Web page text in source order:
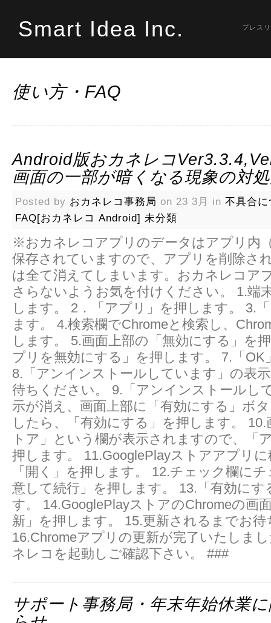
Smart Idea Inc. プレス
使い方・FAQ
Android版おカネレコ
画面の一部が暗くなる現象の対
Posted by おカネレコ事務局 on 23 3月 in 不具合
FAQ[おカネレコ Android] 未分類
※おカネレコアプリのデータはアプリ内
保存されていますので、アプリを削除さ
は全て消えてしまいます。おカネレコア
さらないようお気を付けください。 1.端
します。 2．「アプリ」を押します。 3.
ます。 4.検索欄でChromeと検索し、
します。 5.画面上部の「無効にする」を
プリを無効にする」を押します。 7.「OK
8.「アンインストールしています」の表
待ちください。 9.「アンインストールし
示が消え、画面上部に「有効にする」ボ
したら、「有効にする」を押します。 10.
トア」という欄が表示されますので、「
押します。 11.GooglePlayストアアプリ
「開く」を押します。 12.チェック欄に
意して続行」を押します。 13.「有効にす
す。 14.GooglePlayストアのChromeの画
新」を押します。 15.更新されるまでお
16.Chromeアプリの更新が完了いたしま
ネレコを起動しご確認下さい。 ###
サポート事務局・年末年始休業